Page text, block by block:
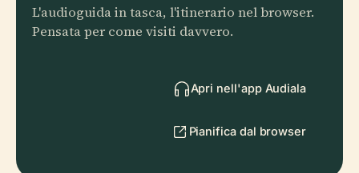
L'audioguida in tasca, l'itinerario nel browser.
Pensata per come visiti davvero.
Apri nell'app Audiala
Pianifica dal browser